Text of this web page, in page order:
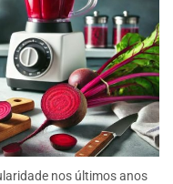
nos últimos anos